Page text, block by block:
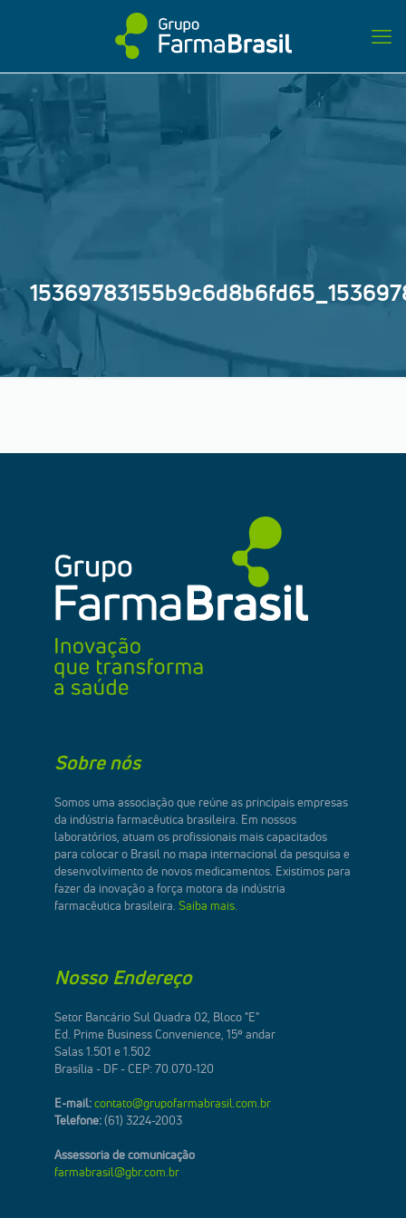
Sobre nós
Somos uma associação que reúne as principais empresas
da indústria farmacêutica brasileira. Em nossos
laboratórios, atuam os profissionais mais capacitados
para colocar o Brasil no mapa internacional da pesquisa e
desenvolvimento de novos medicamentos. Existimos para
fazer da inovação a força motora da indústria
farmacêutica brasileira. Saiba mais.
Nosso Endereço
Setor Bancário Sul Quadra 02, Bloco "E"
Ed. Prime Business Convenience, 15º andar
Salas 1.501 e 1.502
Brasília - DF - CEP: 70.070-120
E-mail:contato@grupofarmabrasil.com.br
Telefone:(61) 3224-2003
Assessoria de comunicação
farmabrasil@gbr.com.br